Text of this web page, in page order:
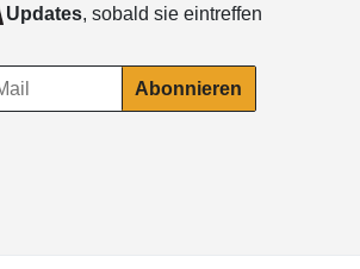
Updates, sobald sie eintreffen